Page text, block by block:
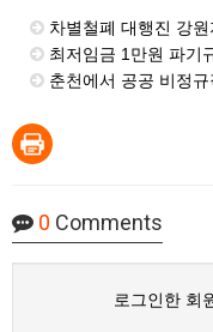
차별철폐 대행진 강원지역본부
최저임금 1만원 파기규탄! 노동개악 저지! 노동
춘천에서 공공 비정규직 노동
0 Comments
로그인한 회